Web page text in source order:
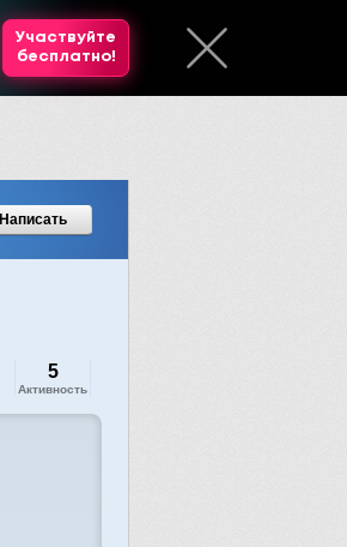
Участвуйте
бесплатно!
Написать
5
Активность